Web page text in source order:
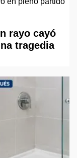
rayo cayó
tragedia